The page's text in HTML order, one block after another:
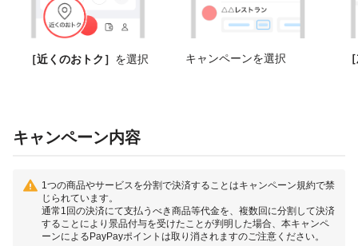
［近くのおトク］ を選択 キャンペーンを選択
キャンペーン内容
1つの商品やサービスを分割で決済することはキャンペーン規約で禁
じられています。
通常1回の決済にて支払うべき商品等代金を、複数回に分割して決済
することにより景品付与を受けたことが判明した場合、本キャンペ
ーンによるPayPayポイントは取り消されますのご注意ください。